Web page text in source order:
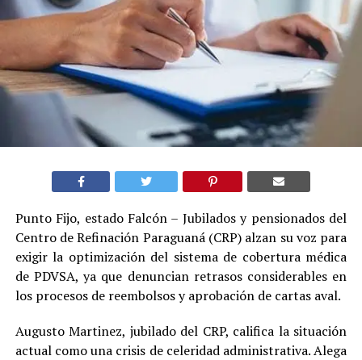
Punto Fijo, estado Falcón – Jubilados y pensionados del
Centro de Refinación Paraguaná (CRP) alzan su voz para
exigir la optimización del sistema de cobertura médica
de PDVSA, ya que denuncian retrasos considerables en
los procesos de reembolsos y aprobación de cartas aval.
Augusto Martinez, jubilado del CRP, califica la situación
actual como una crisis de celeridad administrativa. Alega